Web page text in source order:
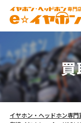
買
イヤホン・ヘッドホン専